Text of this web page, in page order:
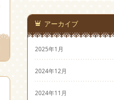
アーカイブ
2025年1月
2024年12月
2024年11月